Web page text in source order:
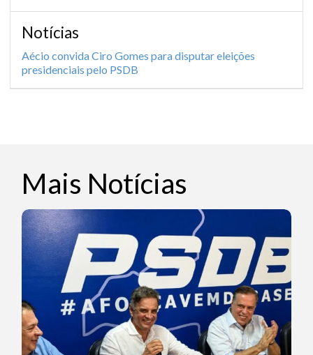
Notícias
Aécio convida Ciro Gomes para disputar eleições
presidenciais pelo PSDB
Mais Notícias